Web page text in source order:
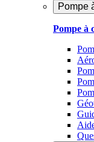
Pompe
Pompe à